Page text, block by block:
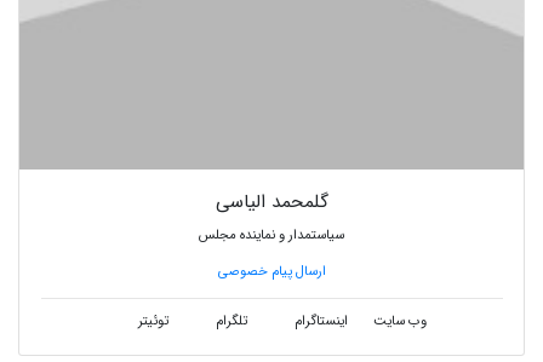
گلمحمد الیاسی
سیاستمدار و نماینده مجلس
ارسال پیام خصوصی
وب سایت اینستاگرام تلگرام توئیتر